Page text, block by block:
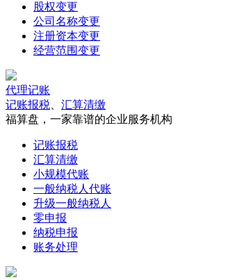
股权变更
公司名称变更
注册资本变更
经营范围变更
代理记账
记账报税
汇算清缴
福算盘，一家靠谱的企业服务机构
记账报税
汇算清缴
小规模代账
一般纳税人代账
升级一般纳税人
零申报
纳税申报
账务处理